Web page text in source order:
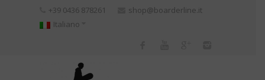
+39 0436 878261
shop@boarderline.it
Italiano